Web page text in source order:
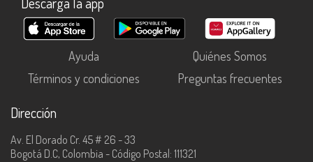
Ayuda
Quiénes Somos
Términos y condiciones
Preguntas frecuentes
Dirección
Av. El Dorado Cr. 45 # 26 - 33
Bogotá D.C, Colombia - Código Postal: 111321